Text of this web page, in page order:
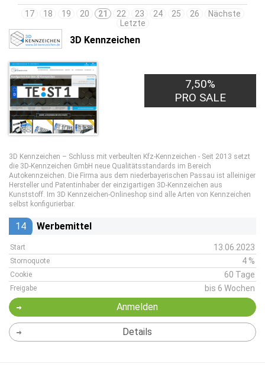
17
18 19 20 21 22 23 24 25 26
Nächste
Letzte
3D Kennzeichen
7,50%
PRO SALE
3D Kennzeichen – Schluss mit verbeulten Kfz-Kennzeichen - Seit 2013 setzt
die 3D-Kennzeichen GmbH neue Qualitätsstandards im Bereich
Autokennzeichen. Die Firma aus dem niederbayerischen Passau ist alleiniger
Hersteller und Patentinhaber der einzigartigen 3D-Kennzeichen aus
Kunststoff. Im 3D Kennzeichen-Onlineshop sind alle Arten von Kennzeichen
selbst konfigurierbar.
14 Werbemittel
Start 13.06.2023
Stornoquote 4 %
Cookie 60 Tage
Freigabe bis 6 Wochen
Anmelden
Details